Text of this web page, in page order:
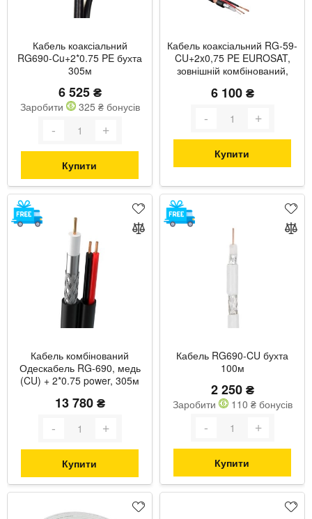
Кабель коаксіальний
RG690-Cu+2*0.75 PE бухта
305м
6 525 ₴
Заробити 325 ₴ бонусів
Купити
Кабель коаксіальний RG-59-
CU+2x0,75 PE EUROSAT,
зовнішній комбінований,
6 100 ₴
Купити
Кабель комбінований
Одескабель RG-690, медь
(CU) + 2*0.75 power, 305м
13 780 ₴
Купити
Кабель RG690-CU бухта
100м
2 250 ₴
Заробити 110 ₴ бонусів
Купити